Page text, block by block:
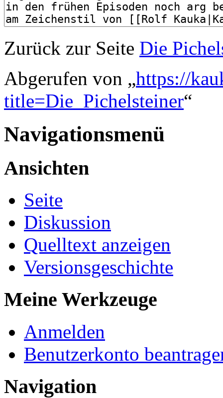
Zurück zur Seite Die
Abgerufen von „https://
title=Die_Pichelsteiner“
Navigationsmenü
Ansichten
Seite
Diskussion
Quelltext anzeigen
Versionsgeschichte
Meine Werkzeuge
Anmelden
Benutzerkonto
Navigation